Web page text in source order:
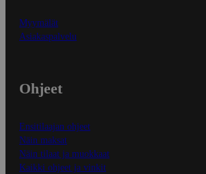
Myymälät
Asiakaspalvelu
Ohjeet
Ensitilaajan ohjeet
Näin maksat
Näin tilaat ja muokkaat
Kaikki ohjeet ja vinkit